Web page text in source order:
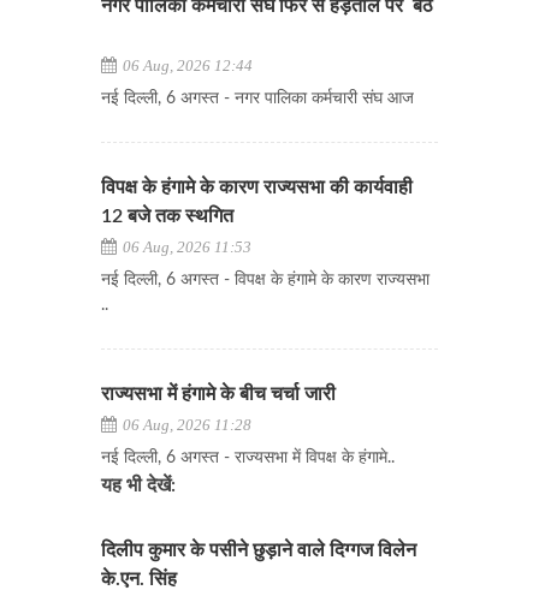
नगर पालिका कर्मचारी संघ फिर से हड़ताल पर बैठे
06 Aug, 2026 12:44
नई दिल्ली, 6 अगस्त - नगर पालिका कर्मचारी संघ आज
विपक्ष के हंगामे के कारण राज्यसभा की कार्यवाही
12 बजे तक स्थगित
06 Aug, 2026 11:53
नई दिल्ली, 6 अगस्त - विपक्ष के हंगामे के कारण राज्यसभा
..
राज्यसभा में हंगामे के बीच चर्चा जारी
06 Aug, 2026 11:28
नई दिल्ली, 6 अगस्त - राज्यसभा में विपक्ष के हंगामे..
यह भी देखें:
दिलीप कुमार के पसीने छुड़ाने वाले दिग्गज विलेन
के.एन. सिंह